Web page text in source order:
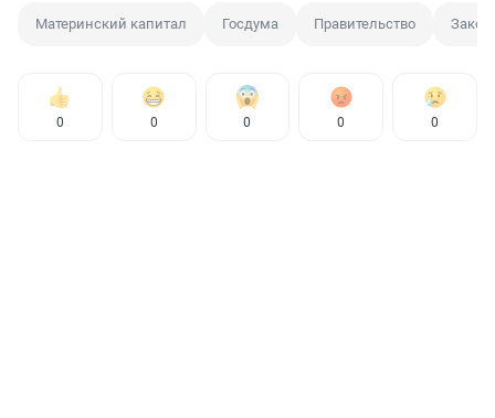
Материнский капитал Госдума Правительство Закон
0 0 0 0 0